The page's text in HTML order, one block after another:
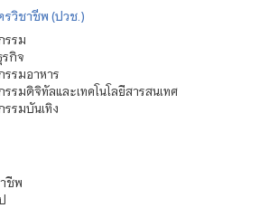
วิชาชีพ (ปวช.)
รรม
รกิจ
รรมอาหาร
รมดิจิทัลและเทคโนโลยีสารสนเทศ
รมบันเทิง
ชีพ